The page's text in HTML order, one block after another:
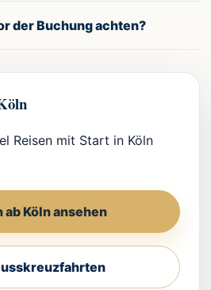
der Buchung achten?
Reisen mit Start in Köln
ab Köln ansehen